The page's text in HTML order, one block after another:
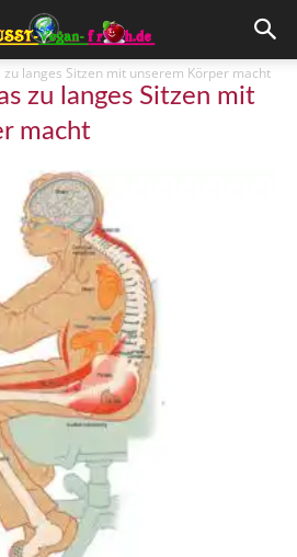
zu langes Sitzen mit unserem Körper macht
zu langes Sitzen mit
macht